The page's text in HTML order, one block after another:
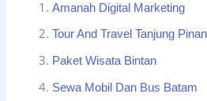
Amanah Digital Marketing
Tour And Travel Tanjung
Paket Wisata Bintan
Sewa Mobil Dan Bus Batam